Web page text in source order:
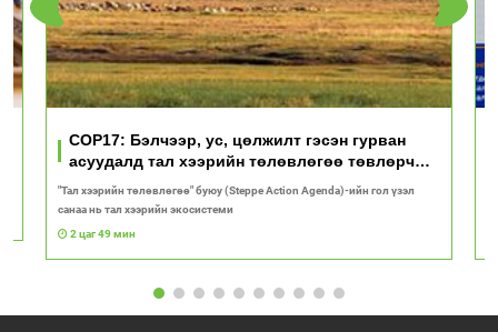
COP17: Бэлчээр, ус, цөлжилт гэсэн гурван
асуудалд тал хээрийн төлөвлөгөө төвлөрч
байна
"Тал хээрийн төлөвлөгөө" буюу (Steppe Action Agenda)-ийн гол үзэл
санаа нь тал хээрийн экосистеми
2 цаг 49 мин